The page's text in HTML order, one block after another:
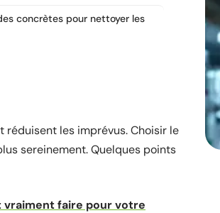
concrètes pour nettoyer les
les imprévus. Choisir le
sereinement. Quelques points
vraiment faire pour votre